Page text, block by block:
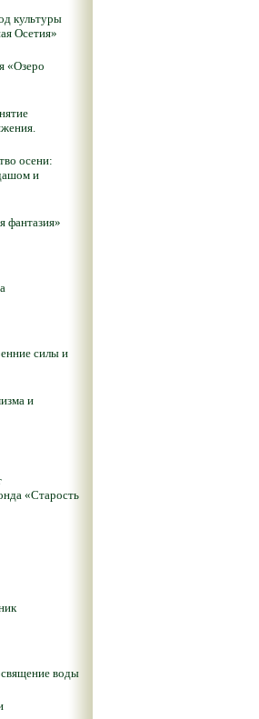
культуры
Осетия»
«Озеро
осени:
и
фантазия»
силы и
и
«Старость
воды